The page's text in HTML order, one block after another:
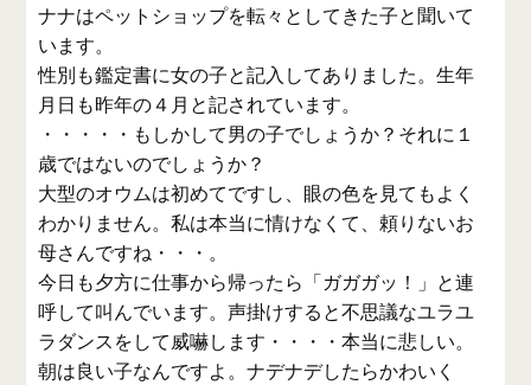
ナナはペットショップを転々としてきた子と聞いて
います。
性別も鑑定書に女の子と記入してありました。生年
月日も昨年の４月と記されています。
・・・・・もしかして男の子でしょうか？それに１
歳ではないのでしょうか？
大型のオウムは初めてですし、眼の色を見てもよく
わかりません。私は本当に情けなくて、頼りないお
母さんですね・・・。
今日も夕方に仕事から帰ったら「ガガガッ！」と連
呼して叫んでいます。声掛けすると不思議なユラユ
ラダンスをして威嚇します・・・・本当に悲しい。
朝は良い子なんですよ。ナデナデしたらかわいく